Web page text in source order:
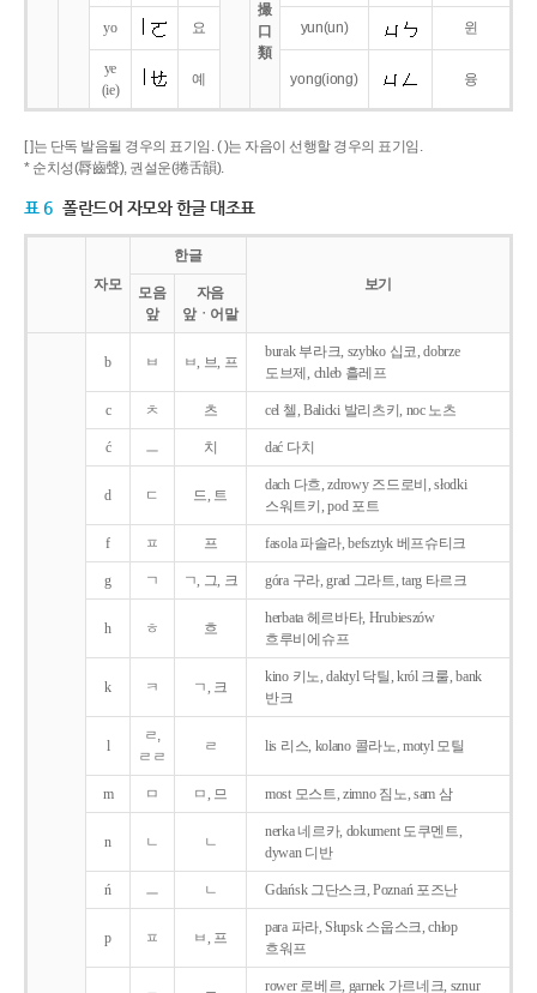
撮
口
類
yo 요 yun(un) 윈
ye
(ie)
예 yong(iong) 융
[ ]는 단독 발음될 경우의 표기임. ( )는 자음이 선행할 경우의 표기임.
* 순치성(脣齒聲), 권설운(捲舌韻).
표 6 폴란드어 자모와 한글 대조표
자모
한글
보기
모음
앞
자음
앞ㆍ어말
b ㅂ ㅂ, 브, 프
burak 부라크, szybko 십코, dobrze
도브제, chleb 흘레프
c ㅊ 츠 cel 첼, Balicki 발리츠키, noc 노츠
ć ㅡ 치 dać 다치
d ㄷ 드, 트
dach 다흐, zdrowy 즈드로비, słodki
스워트키, pod 포트
f ㅍ 프 fasola 파솔라, befsztyk 베프슈티크
g ㄱ ㄱ, 그, 크 góra 구라, grad 그라트, targ 타르크
h ㅎ 흐
herbata 헤르바타, Hrubieszów
흐루비에슈프
k ㅋ ㄱ, 크
kino 키노, daktyl 닥틸, król 크룰, bank
반크
l
ㄹ,
ㄹㄹ
ㄹ lis 리스, kolano 콜라노, motyl 모틸
m ㅁ ㅁ, 므 most 모스트, zimno 짐노, sam 삼
n ㄴ ㄴ
nerka 네르카, dokument 도쿠멘트,
dywan 디반
ń ㅡ ㄴ Gdańsk 그단스크, Poznań 포즈난
p ㅍ ㅂ, 프
para 파라, Słupsk 스웁스크, chłop
흐워프
rower 로베르, garnek 가르네크, sznur